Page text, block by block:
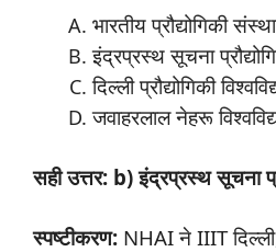
भारतीय प्रौद्योगिकी
इंद्रप्रस्थ सूचना
दिल्ली प्रौद्योगिकी
जवाहरलाल नेहरू
सही उत्तर: b) इंद्रप्रस्थ सूचना
स्पष्टीकरण: NHAI ने IIIT दिल्ली,